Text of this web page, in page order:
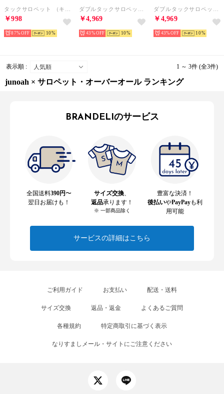
￥998
87% 10
￥4,969
43% 10
￥4,969
43% 10
表示順 : 1 ～ 3件 (全3件)
junoah × サロペット・オーバーオール ランキング
BRANDELIのサービス
全国送料390円〜
翌日お届けも！
サイズ交換
返品承ります！
※ 一部商品除く
豊富な決済！
後払いやPayPayも利
用可能
サービスの詳細はこちら
ご利用ガイド お支払い 配送・送料
サイズ交換 返品・返金 よくあるご質問
各種規約 特定商取引に基づく表示
なりすましメール・サイトにご注意ください